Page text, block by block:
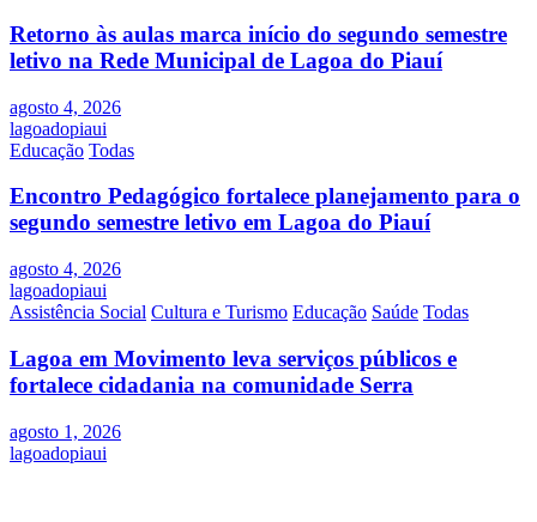
Retorno às aulas marca início do segundo semestre
letivo na Rede Municipal de Lagoa do Piauí
agosto 4, 2026
lagoadopiaui
Educação Todas
Encontro Pedagógico fortalece planejamento para o
segundo semestre letivo em Lagoa do Piauí
agosto 4, 2026
lagoadopiaui
Assistência Social Cultura e Turismo Educação Saúde Todas
Lagoa em Movimento leva serviços públicos e
fortalece cidadania na comunidade Serra
agosto 1, 2026
lagoadopiaui